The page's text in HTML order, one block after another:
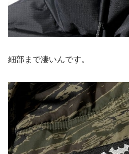
細部まで凄いんです。